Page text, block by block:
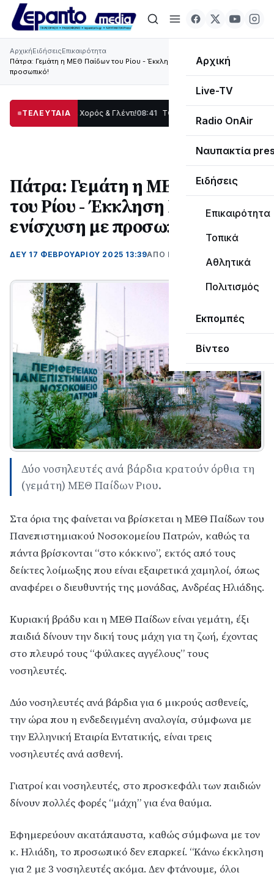
Αρχική
Live-TV
Radio OnAir
Ναυπακτία
Ειδήσεις
Επικαιρότητα
Τοπικά
Αθλητικά
Πολιτισμός
Εκπομπές
Βίντεο
ΑρχικήΕιδήσειςΕπικαιρότητα
Πάτρα: Γεμάτη η ΜΕΘ Παίδων του Ρίου - Έκκληση Ηλιάδη για ενίσχυση με
προσωπικό!
ΤΕΛΕΥΤΑΙΑ
Χορός & Γλέντι!08:41 ΤΟ ΠΑΡΤΥ ΣΥΝΕΧΙΖΕΤΑΙ…
Πάτρα: Γεμάτη η ΜΕΘ Παίδων
του Ρίου - Έκκληση Ηλιάδη για
ενίσχυση με προσωπικό!
ΔΕΥ 17 ΦΕΒΡΟΥΑΡΊΟΥ 2025 13:39ΑΠΌ ΜΑΝΤΩ ΚΑΠΕΝΤΖΩΝΗ
Δύο νοσηλευτές ανά βάρδια κρατούν όρθια τη
(γεμάτη) ΜΕΘ Παίδων Ριου.
Στα όρια της φαίνεται να βρίσκεται η ΜΕΘ Παίδων του
Πανεπιστημιακού Νοσοκομείου Πατρών, καθώς τα
πάντα βρίσκονται “στο κόκκινο”, εκτός από τους
δείκτες λοίμωξης που είναι εξαιρετικά χαμηλοί, όπως
αναφέρει ο διευθυντής της μονάδας, Ανδρέας Ηλιάδης.
Κυριακή βράδυ και η ΜΕΘ Παίδων είναι γεμάτη, έξι
παιδιά δίνουν την δική τους μάχη για τη ζωή, έχοντας
στο πλευρό τους “φύλακες αγγέλους” τους
νοσηλευτές.
Δύο νοσηλευτές ανά βάρδια για 6 μικρούς ασθενείς,
την ώρα που η ενδεδειγμένη αναλογία, σύμφωνα με
την Ελληνική Εταιρία Εντατικής, είναι τρεις
νοσηλευτές ανά ασθενή.
Γιατροί και νοσηλευτές, στο προσκεφάλι των παιδιών
δίνουν πολλές φορές “μάχη” για ένα θαύμα.
Εφημερεύουν ακατάπαυστα, καθώς σύμφωνα με τον
κ. Ηλιάδη, το προσωπικό δεν επαρκεί. “Κάνω έκκληση
για 2 με 3 νοσηλευτές ακόμα. Δεν φτάνουμε, όλοι